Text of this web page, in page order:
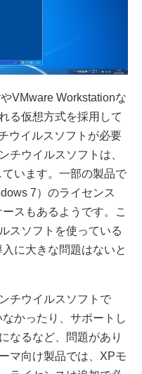
VMware Workstationな
る仮想方式を採用して
ウイルスソフトが必要
チウイルスソフトは、
います。一部の製品で
7）のライセンス
スもあるようです。こ
スソフトを使っている
に大きな問題はないと
チウイルスソフトで
かったり、サポートし
なるなど、問題があり
マ向け製品では、XPモ